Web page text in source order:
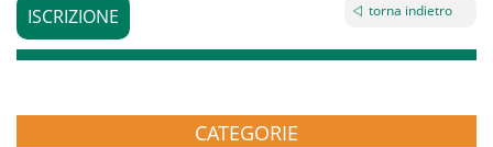
ISCRIZIONE torna indietro
CATEGORIE